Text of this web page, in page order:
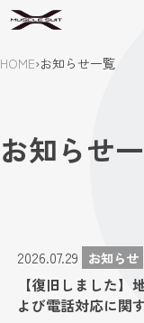
HOME›お知らせ一覧
お知らせ
2026.07.29 お知らせ
【復旧しました
よび電話対応に関